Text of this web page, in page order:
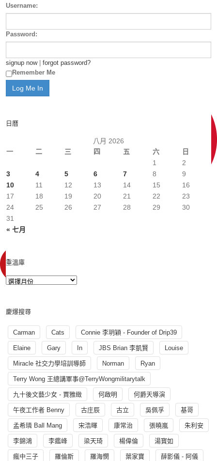
Username:
Password:
signup now| forgot password?
Remember Me
日曆
八月 2026
一
二 三 四 五 六 日
« 七月
1
2
3
4 5 6 7 8
9
10
11 12 13 14 15
16
17
18 19 20 21 22
23
24
25 26 27 28 29
30
31
重溫庫
慶爆搜尋
Carman Cats Connie 李玥穎 - Founder of Drip39
Elaine Gary In JBS Brian 李凱賢 Louise
Miracle 社交力學培訓導師 Norman Ryan
Terry Wong 王總講軍事@TerryWongmilitarytalk
九十後文藝少女 - 賈雅緻 何啟明 何爵天導演
午夜工作者 Benny 古庄辰 古立 吳佩孚 基哥
孟希璘 Ball Mang 宋浩暉 康常治 張曉嵐 朱利安
李錦鴻 李鑑峰 梁天琦 楊偉倫 湯寳如
瘋中三子 羅倫斯 羅海憫 葉家寶 薛影儀 - 阿儀